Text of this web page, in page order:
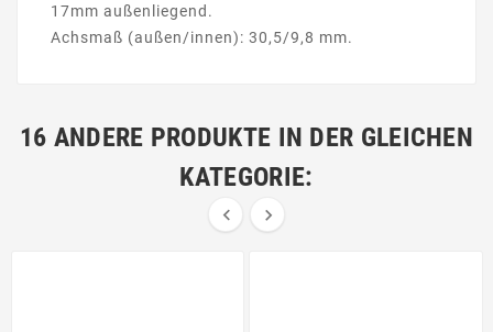
17mm außenliegend.
Achsmaß (außen/innen): 30,5/9,8 mm.
16 ANDERE PRODUKTE IN DER GLEICHEN
KATEGORIE:
 